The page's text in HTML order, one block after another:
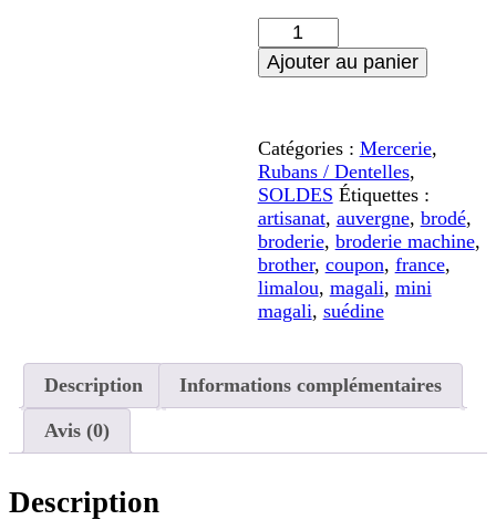
quantité
de
Tulle
-
Blanc
Ajouter au panier
Catégories : Mercerie,
Rubans / Dentelles,
SOLDES Étiquettes :
artisanat, auvergne, brodé,
broderie, broderie machine,
brother, coupon, france,
limalou, magali, mini
magali, suédine
Description Informations complémentaires
Avis (0)
Description